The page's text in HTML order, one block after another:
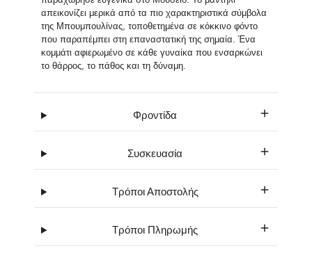
απεικονίζει μερικά από τα πιο χαρακτηριστικά σύμβολα
της Μπουμπουλίνας, τοποθετημένα σε κόκκινο φόντο
που παραπέμπει στη επαναστατική της σημαία. Ένα
κομμάτι αφιερωμένο σε κάθε γυναίκα που ενσαρκώνει
το θάρρος, το πάθος και τη δύναμη.
Φροντίδα
Συσκευασία
Τρόποι Αποστολής
Τρόποι Πληρωμής